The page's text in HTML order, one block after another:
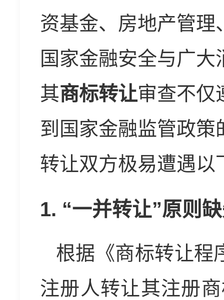
资基金、房地产管
国家金融安全与广
其商标转让审查不仅
到国家金融监管政
转让双方极易遭遇以
1. “一并转让”原则
根据《商标转让程
注册人转让其注册